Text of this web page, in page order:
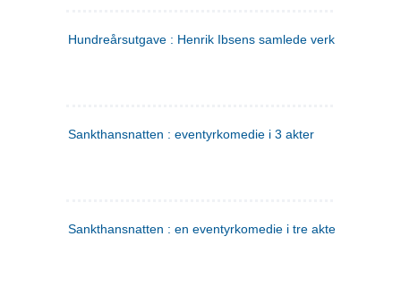
Hundreårsutgave : Henrik Ibsens samlede verker. 2
Sankthansnatten : eventyrkomedie i 3 akter
Sankthansnatten : en eventyrkomedie i tre akter